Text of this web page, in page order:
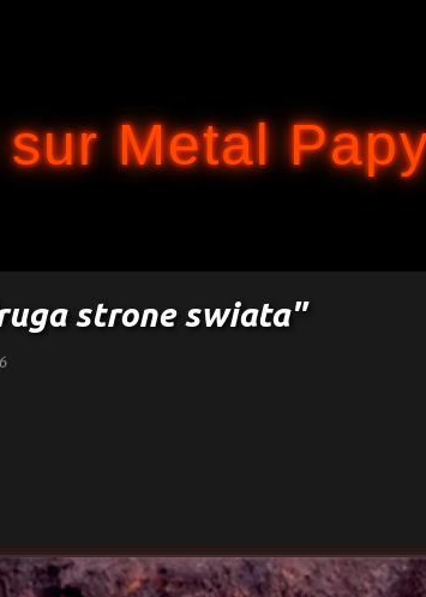
Metal
strone swiata"